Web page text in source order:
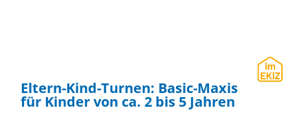
Eltern-Kind-Turnen: Basic-Maxis
für Kinder von ca. 2 bis 5 Jahren